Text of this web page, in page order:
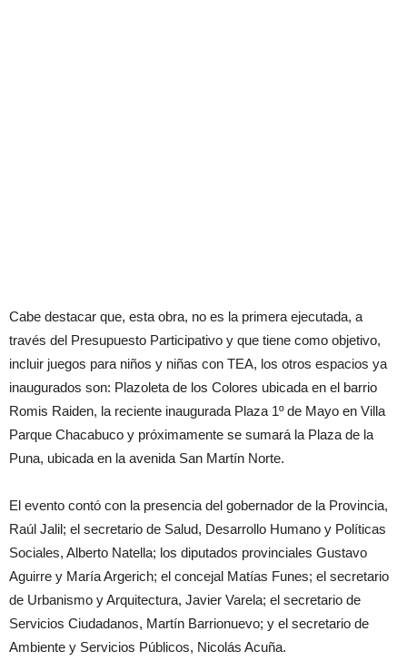
Cabe destacar que, esta obra, no es la primera ejecutada, a
través del Presupuesto Participativo y que tiene como objetivo,
incluir juegos para niños y niñas con TEA, los otros espacios ya
inaugurados son: Plazoleta de los Colores ubicada en el barrio
Romis Raiden, la reciente inaugurada Plaza 1º de Mayo en Villa
Parque Chacabuco y próximamente se sumará la Plaza de la
Puna, ubicada en la avenida San Martín Norte.
El evento contó con la presencia del gobernador de la Provincia,
Raúl Jalil; el secretario de Salud, Desarrollo Humano y Políticas
Sociales, Alberto Natella; los diputados provinciales Gustavo
Aguirre y María Argerich; el concejal Matías Funes; el secretario
de Urbanismo y Arquitectura, Javier Varela; el secretario de
Servicios Ciudadanos, Martín Barrionuevo; y el secretario de
Ambiente y Servicios Públicos, Nicolás Acuña.